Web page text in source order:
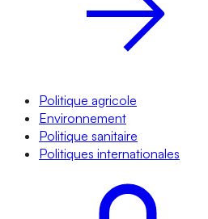
Politique agricole
Environnement
Politique sanitaire
Politiques internationales